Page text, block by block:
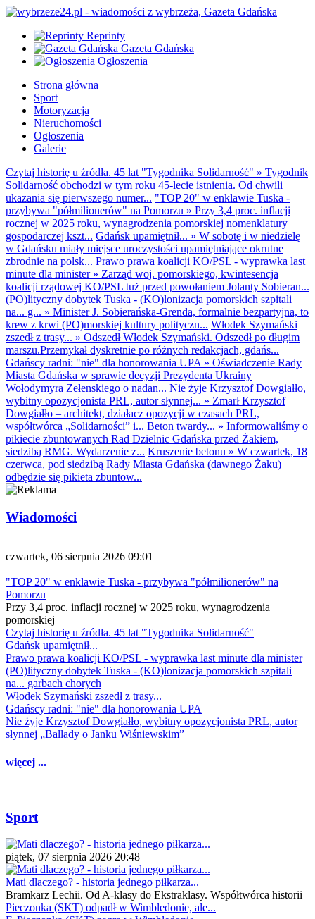
Reprinty
Gazeta Gdańska
Ogłoszenia
Strona główna
Sport
Motoryzacja
Nieruchomości
Ogłoszenia
Galerie
Czytaj historię u źródła. 45 lat "Tygodnika Solidarność" » Tygodnik
Solidarność obchodzi w tym roku 45-lecie istnienia. Od chwili
ukazania się pierwszego numer... "TOP 20" w enklawie Tuska -
przybywa "półmilionerów" na Pomorzu » Przy 3,4 proc. inflacji
rocznej w 2025 roku, wynagrodzenia pomorskiej nomenklatury
gospodarczej kszt... Gdańsk upamiętnił... » W sobotę i w niedzielę
w Gdańsku miały miejsce uroczystości upamiętniające okrutne
zbrodnie na polsk... Prawo prawa koalicji KO/PSL - wyprawka last
minute dla minister» Zarząd woj. pomorskiego, kwintesencja
koalicji rządowej KO/PSL tuż przed powołaniem Jolanty Sobieran...
(PO)lityczny dobytek Tuska - (KO)lonizacja pomorskich szpitali
na... g... » Minister J. Sobierańska-Grenda, formalnie bezpartyjna, to
krew z krwi (PO)morskiej kultury polityczn... Włodek Szymański
zszedł z trasy... » Odszedł Włodek Szymański. Odszedł po długim
marszu.Przemykał dyskretnie po różnych redakcjach, gdańs...
Gdańscy radni: "nie" dla honorowania UPA » Oświadczenie Rady
Miasta Gdańska w sprawie decyzji Prezydenta Ukrainy
Wołodymyra Zełenskiego o nadan... Nie żyje Krzysztof Dowgiałło,
wybitny opozycjonista PRL, autor słynnej... » Zmarł Krzysztof
Dowgiałło – architekt, działacz opozycji w czasach PRL,
współtwórca „Solidarności” i... Beton twardy... » Informowaliśmy o
pikiecie zbuntowanych Rad Dzielnic Gdańska przed Żakiem,
siedzibą RMG. Wydarzenie z... Kruszenie betonu » W czwartek, 18
czerwca, pod siedzibą Rady Miasta Gdańska (dawnego Żaku)
odbędzie się pikieta zbuntow...
Wiadomości
czwartek, 06 sierpnia 2026 09:01
"TOP 20" w enklawie Tuska - przybywa "półmilionerów" na
Pomorzu
Przy 3,4 proc. inflacji rocznej w 2025 roku, wynagrodzenia
pomorskiej
Czytaj historię u źródła. 45 lat "Tygodnika Solidarność"
Gdańsk upamiętnił...
Prawo prawa koalicji KO/PSL - wyprawka last minute dla minister
(PO)lityczny dobytek Tuska - (KO)lonizacja pomorskich szpitali
na... garbach chorych
Włodek Szymański zszedł z trasy...
Gdańscy radni: "nie" dla honorowania UPA
Nie żyje Krzysztof Dowgiałło, wybitny opozycjonista PRL, autor
słynnej „Ballady o Janku Wiśniewskim”
więcej ...
Sport
piątek, 07 sierpnia 2026 20:48
Mati dlaczego? - historia jednego piłkarza...
Bramkarz Lechii. Od A-klasy do Ekstraklasy. Współtwórca historii
Pieczonka (SKT) odpadł w Wimbledonie, ale...